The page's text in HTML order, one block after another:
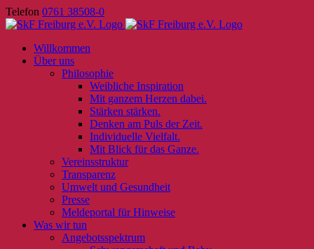
Skip
to
Telefon 0761 38508-0
Willkommen
Über uns
Philosophie
Weibliche Inspiration
Mit ganzem Herzen dabei.
Stärken stärken.
Denken am Puls der Zeit.
Individuelle Vielfalt.
Mit Blick für das Ganze.
Vereinsstruktur
Transparenz
Umwelt und Gesundheit
Presse
Meldeportal für Hinweise
Was wir tun
Angebotsspektrum